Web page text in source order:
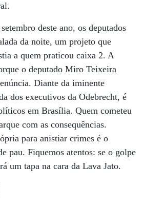
deste ano, os deputados
da noite, um projeto que
a quem praticou caixa 2. A
o deputado Miro Teixeira
Diante da iminente
dos executivos da Odebrecht, é
em Brasília. Quem cometeu
com as consequências.
para anistiar crimes é o
pau. Fiquemos atentos: se o golpe
um tapa na cara da Lava Jato.